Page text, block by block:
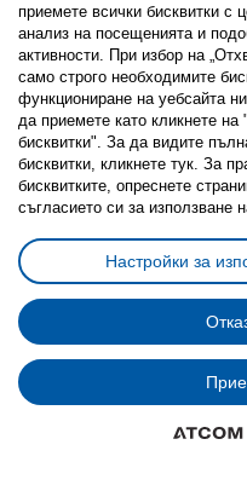
Последвайте ни:
FacebookTwitterYoutube
Политика за
Избор на настройки
Условия за ползване на
Политика за
Общи условия
Политика за защита на
приемете всички бисквитки с
анализ на посещенията и
активности. При избор на
само строго необходимитe
функциониране на уебсайта
да приемете като кликнете на
бисквитки". За да видите
бисквитки, кликнете тук. За
бисквитките, опреснете
съгласието си за използване
Настройки за